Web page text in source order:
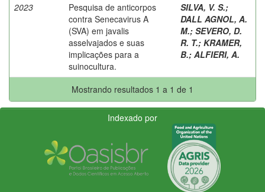
2023
Pesquisa de anticorpos
contra Senecavirus A
(SVA) em javalis
asselvajados e suas
implicações para a
suinocultura.
SILVA, V. S.;
DALL AGNOL, A.
M.; SEVERO, D.
R. T.; KRAMER,
B.; ALFIERI, A.
Mostrando resultados 1 a 1 de 1
Indexado por